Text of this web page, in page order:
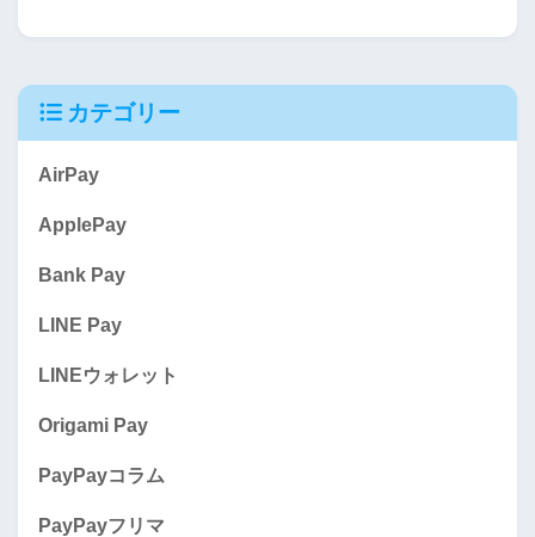
カテゴリー
AirPay
ApplePay
Bank Pay
LINE Pay
LINEウォレット
Origami Pay
PayPayコラム
PayPayフリマ